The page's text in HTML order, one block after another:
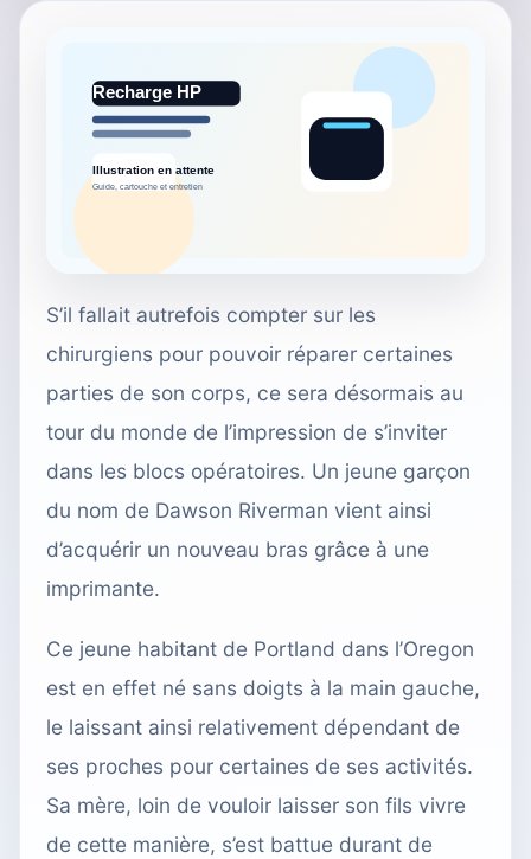
S’il fallait autrefois compter sur les
chirurgiens pour pouvoir réparer certaines
parties de son corps, ce sera désormais au
tour du monde de l’impression de s’inviter
dans les blocs opératoires. Un jeune garçon
du nom de Dawson Riverman vient ainsi
d’acquérir un nouveau bras grâce à une
imprimante.
Ce jeune habitant de Portland dans l’Oregon
est en effet né sans doigts à la main gauche,
le laissant ainsi relativement dépendant de
ses proches pour certaines de ses activités.
Sa mère, loin de vouloir laisser son fils vivre
de cette manière, s’est battue durant de